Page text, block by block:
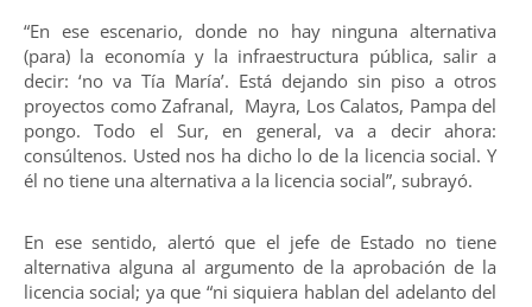
“En ese escenario, donde no hay ninguna alternativa
(para) la economía y la infraestructura pública, salir a
decir: ‘no va Tía María’. Está dejando sin piso a otros
proyectos como Zafranal, Mayra, Los Calatos, Pampa del
pongo. Todo el Sur, en general, va a decir ahora:
consúltenos. Usted nos ha dicho lo de la licencia social. Y
él no tiene una alternativa a la licencia social”, subrayó.
En ese sentido, alertó que el jefe de Estado no tiene
alternativa alguna al argumento de la aprobación de la
licencia social; ya que “ni siquiera hablan del adelanto del